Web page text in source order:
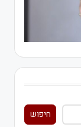
חיפוש